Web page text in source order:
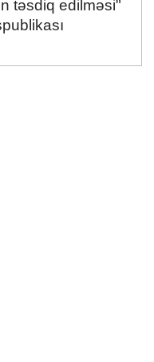
təsdiq edilməsi"